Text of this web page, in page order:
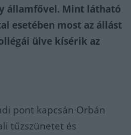
államfővel. Mint látható
esetében most az állást
ülve kísérik az
pont kapcsán Orbán
tűzszünetet és